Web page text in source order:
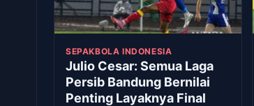
SEPAKBOLA INDONESIA
Julio Cesar: Semua Laga
Persib Bandung Bernilai
Penting Layaknya Final